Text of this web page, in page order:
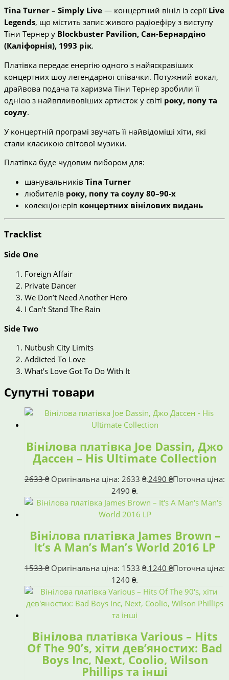
Tina Turner – Simply Live — концертний вініл із серії Live
Legends, що містить запис живого радіоефіру з виступу
Тіни Тернер у Blockbuster Pavilion, Сан-Бернардіно
(Каліфорнія), 1993 рік.
Платівка передає енергію одного з найяскравіших
концертних шоу легендарної співачки. Потужний вокал,
драйвова подача та харизма Тіни Тернер зробили її
однією з найвпливовіших артисток у світі року, попу та
соулу.
У концертній програмі звучать її найвідоміші хіти, які
стали класикою світової музики.
Платівка буде чудовим вибором для:
шанувальників Tina Turner
любителів року, попу та соулу 80–90-х
колекціонерів концертних вінілових видань
Tracklist
Side One
Foreign Affair
Private Dancer
We Don’t Need Another Hero
I Can’t Stand The Rain
Side Two
Nutbush City Limits
Addicted To Love
What’s Love Got To Do With It
Супутні товари
Вінілова платівка Joe Dassin, Джо
Дассен – His Ultimate Collection
2633₴ Оригінальна ціна: 2633 ₴.2490 ₴Поточна ціна:
2490 ₴.
Вінілова платівка James Brown –
It’s A Man’s Man’s World 2016 LP
1533₴ Оригінальна ціна: 1533 ₴.1240 ₴Поточна ціна:
1240 ₴.
Вінілова платівка Various – Hits
Of The 90’s, хіти дев’яностих: Bad
Boys Inc, Next, Coolio, Wilson
Phillips та інші